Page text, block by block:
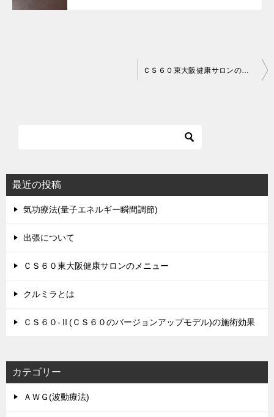
シ
ョ
ＣＳ６０東大阪健康サロンのメニュー
最近の投稿
気功療法(量子エネルギー瞬間調節)
出張について
ＣＳ６０東大阪健康サロンのメニュー
クルミラとは
ＣＳ６０-Ⅱ(ＣＳ６０のバージョンアップモデル)の施術効果
カテゴリー
ＡＷＧ(波動療法)